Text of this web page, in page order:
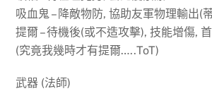
吸血鬼 – 降敵物防, 協助友軍物理輸出(
提爾 – 待機後(或不造攻擊), 技能增傷,
(究竟我幾時才有提爾…..ToT)
武器 (法師)